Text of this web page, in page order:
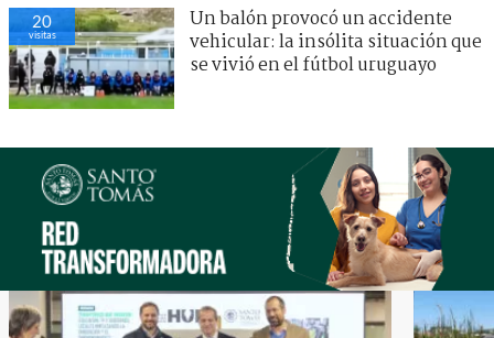
20
visitas
Un balón provocó un accidente
vehicular: la insólita situación que
se vivió en el fútbol uruguayo